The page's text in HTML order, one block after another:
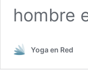
hombre
Yoga en Red